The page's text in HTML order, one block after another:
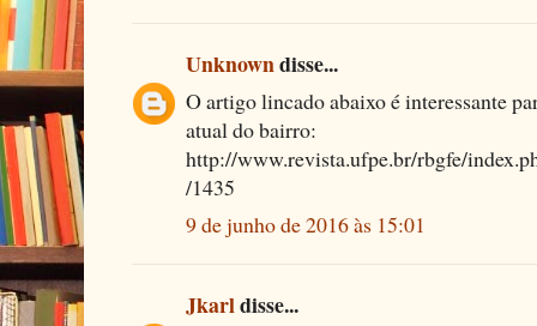
Unknowndisse...
O artigo lincado abaixo é interessante
atual do bairro:
http://www.revista.ufpe.br/rbgfe/
/1435
9 de junho de 2016 às 15:01
Jkarldisse...